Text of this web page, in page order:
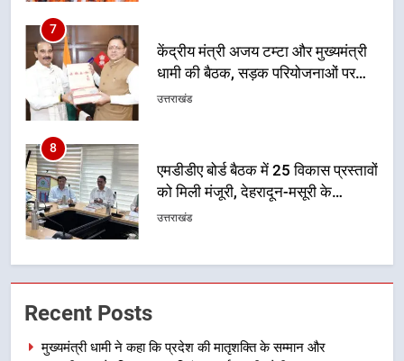
7
केंद्रीय मंत्री अजय टम्टा और मुख्यमंत्री
धामी की बैठक, सड़क परियोजनाओं पर
हुआ मंथन
उत्तराखंड
8
एमडीडीए बोर्ड बैठक में 25 विकास प्रस्तावों
को मिली मंजूरी, देहरादून-मसूरी के
नियोजित विकास को मिलेगी रफ्तार
उत्तराखंड
1
उत्तराखंड
Recent Posts
मुख्यमंत्री धामी ने कहा कि प्रदेश की मातृशक्ति के सम्मान और